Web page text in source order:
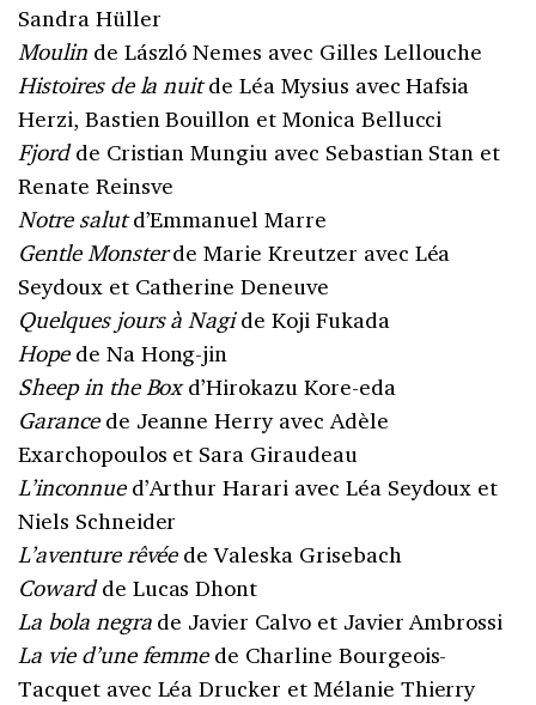
Sandra Hüller
Moulinde László Nemes avec Gilles Lellouche
Histoires de la nuitde Léa Mysius avec Hafsia
Herzi, Bastien Bouillon et Monica Bellucci
Fjordde Cristian Mungiu avec Sebastian Stan et
Renate Reinsve
Notre salutd’Emmanuel Marre
Gentle Monsterde Marie Kreutzer avec Léa
Seydoux et Catherine Deneuve
Quelques jours à Nagide Koji Fukada
Hopede Na Hong-jin
Sheep in the Boxd’Hirokazu Kore-eda
Garancede Jeanne Herry avec Adèle
Exarchopoulos et Sara Giraudeau
L’inconnued’Arthur Harari avec Léa Seydoux et
Niels Schneider
L’aventure rêvéede Valeska Grisebach
Cowardde Lucas Dhont
La bola negrade Javier Calvo et Javier Ambrossi
La vie d’une femmede Charline Bourgeois-
Tacquet avec Léa Drucker et Mélanie Thierry